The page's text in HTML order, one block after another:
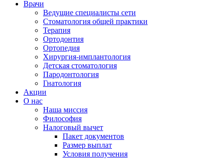
Врачи
Ведущие специалисты сети
Стоматология общей практики
Терапия
Ортодонтия
Ортопедия
Хирургия-имплантология
Детская стоматология
Пародонтология
Гнатология
Акции
О нас
Наша миссия
Философия
Налоговый вычет
Пакет документов
Размер выплат
Условия получения